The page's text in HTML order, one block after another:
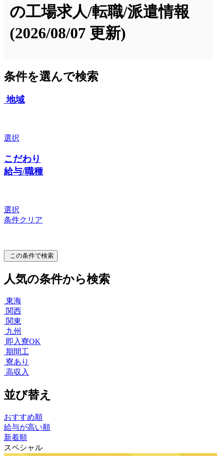
の工場求人/転職/派遣情報
(2026/08/07 更新)
条件を選んで検索
地域
選択
こだわり
給与/職種
選択
条件クリア
この条件で検索
人気の条件から検索
東海
関西
関東
九州
即入寮OK
期間工
寮あり
高収入
並び替え
おすすめ順
給与が高い順
新着順
スペシャル